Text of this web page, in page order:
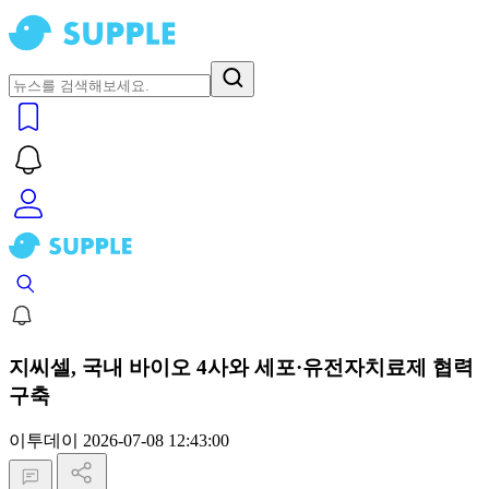
지씨셀, 국내 바이오 4사와 세포·유전자치료제 협력
구축
이투데이 2026-07-08 12:43:00